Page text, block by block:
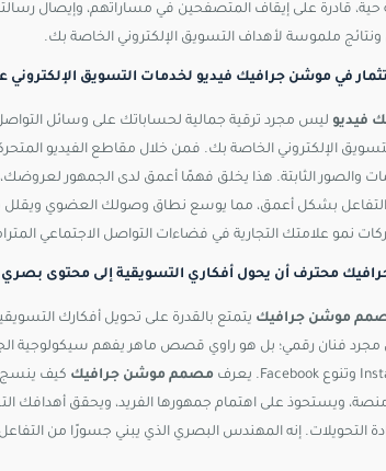
قادرة على إيقاف المتصفحين في مساراتهم، وإيصال
ونتائج ملموسة لأهداف التسويق الإلكتروني الخاصة بك.
في موشن جرافيك فيديو لخدمات التسويق الإلكتروني
فيديو ليس مجرد ترقية جمالية لحساباتك على وسائل
الإلكتروني الخاصة بك. فمن خلال مقاطع الفيديو
والصور الثابتة. هذا يخلق فهمًا أعمق لدى الجمهور
بشكل أعمق، مما يوسع نطاق وصولك العضوي ويقلل من
نمو علامتك التجارية في فضاءات التواصل الاجتماعي
محترف أن يحول أفكاري التسويقية إلى محتوى
موشن جرافيك يتمتع بالقدرة على تحويل أفكارك
مصمم موشن جرافيك كيف ينسج
ويستحوذ على اهتمام جمهورها الفريد، ويحقق أهدافك
التحويلات. إنه المهندس البصري الذي يبني جسورًا من